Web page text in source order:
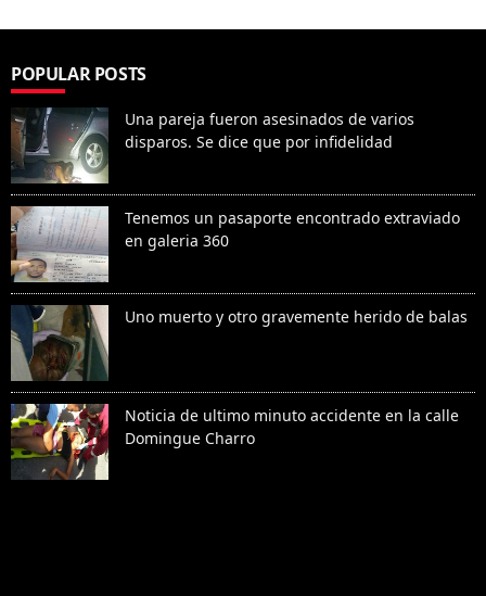
POPULAR POSTS
Una pareja fueron asesinados de varios
disparos. Se dice que por infidelidad
Tenemos un pasaporte encontrado extraviado
en galeria 360
Uno muerto y otro gravemente herido de balas
Noticia de ultimo minuto accidente en la calle
Domingue Charro